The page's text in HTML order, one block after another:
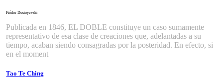
Fiódor Dostoyevski
Publicada en 1846, EL DOBLE constituye un caso sumamente
representativo de esa clase de creaciones que, adelantadas a su
tiempo, acaban siendo consagradas por la posteridad. En efecto, si
en el moment
Tao Te Ching